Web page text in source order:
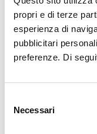
propri e di terze
esperienza di
pubblicitari
preferenze. Di
delNecessari
Accedi a
attesa del